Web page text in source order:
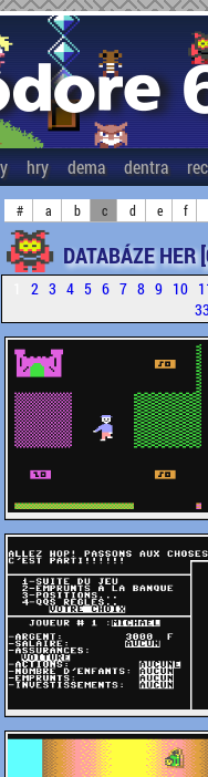
hry dema dentra
# a b c d e f
DATABÁZE
2 3 4 5 6 7 8 9 10